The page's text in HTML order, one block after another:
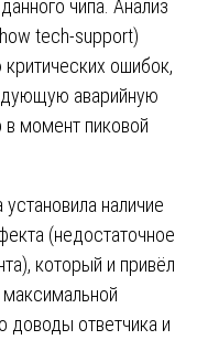
чипа. Анализ
tech-support)
ошибок,
аварийную
в момент пиковой
установила наличие
(недостаточное
который и привёл
доводы ответчика и